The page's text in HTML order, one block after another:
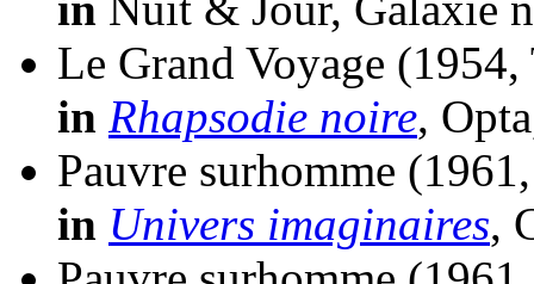
Le Grand Voyage (1954,
in Rhapsodie noire,
Pauvre surhomme
in Univers imaginaires,